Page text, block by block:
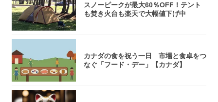
スノーピークが最大60％OFF！テント
も焚き火台も楽天で大幅値下げ中
カナダの食を祝う一日 市場と食卓をつ
なぐ「フード・デー」【カナダ】